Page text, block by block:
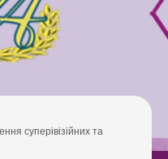
is Our Brain’s Favorite
суперівізійних та